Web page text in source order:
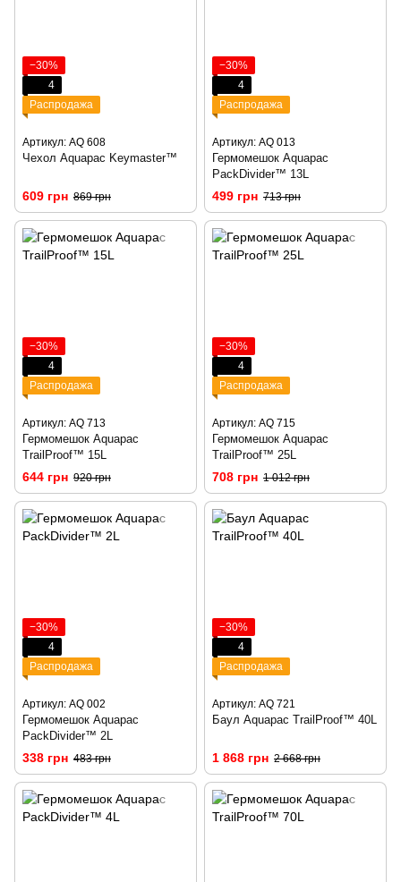
−30%
4
Распродажа
Артикул: AQ 608
Чехол Aquapac Keymaster™
609 грн 869 грн
−30%
4
Распродажа
Артикул: AQ 013
Гермомешок Aquapac
PackDivider™ 13L
499 грн 713 грн
−30%
4
Распродажа
Артикул: AQ 713
Гермомешок Aquapac
TrailProof™ 15L
644 грн 920 грн
−30%
4
Распродажа
Артикул: AQ 715
Гермомешок Aquapac
TrailProof™ 25L
708 грн 1 012 грн
−30%
4
Распродажа
Артикул: AQ 002
Гермомешок Aquapac
PackDivider™ 2L
338 грн 483 грн
−30%
4
Распродажа
Артикул: AQ 721
Баул Aquapac TrailProof™ 40L
1 868 грн 2 668 грн